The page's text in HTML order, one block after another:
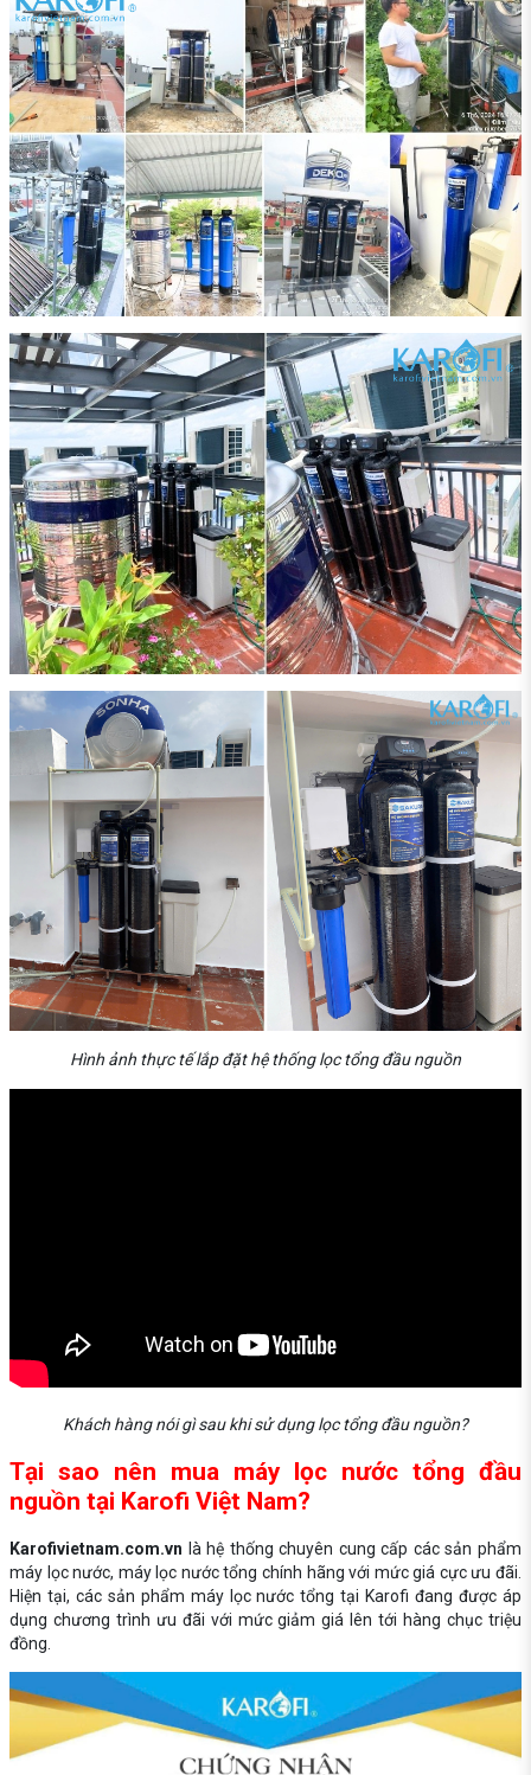
Hình ảnh thực tế lắp đặt hệ thống lọc tổng đầu nguồn
Khách hàng nói gì sau khi sử dụng lọc tổng đầu nguồn?
Tại sao nên mua máy lọc nước tổng đầu
nguồn tại Karofi Việt Nam?
Karofivietnam.com.vn là hệ thống chuyên cung cấp các sản phẩm
máy lọc nước, máy lọc nước tổng chính hãng với mức giá cực ưu đãi.
Hiện tại, các sản phẩm máy lọc nước tổng tại Karofi đang được áp
dụng chương trình ưu đãi với mức giảm giá lên tới hàng chục triệu
đồng.